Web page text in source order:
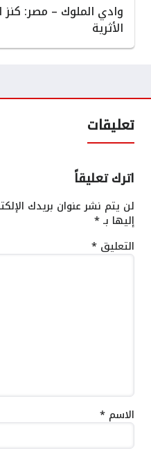
وادي الملوك – مصر: كنز
الأثرية
تعليقات
اترك تعليقاً
لن يتم نشر عنوان بريدك
إليها بـ*
التعليق *
الاسم *